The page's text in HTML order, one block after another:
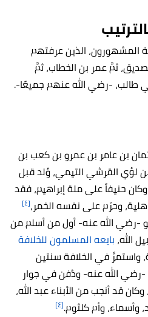
المشهورون، الذين عرفتهم
ثمَّ عمر بن الخطاب، ثمَّ
طالب، -رضي الله عنهم جميعًا-.
بن عامر بن عمرو بن كعب بن
لؤي القرشي التيمي، وُلد قبل
حنيفاً على ملة إبراهيم، فقد
وحرّم على نفسه الخمر،[٤]
-رضي الله عنه- أول من أسلم من
الله، بايعه المسلمون للخلافة
واستمرَّ في الخلافة سنتين
-رضي الله عنه- ودُفن في جوار
قد أنجب من الأبناء عبد الله،
وأسماء، وأم كلثوم.[٤]